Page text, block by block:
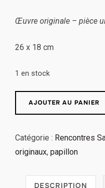
Œuvre originale – pièce
26 x 18 cm
1 en stock
AJOUTER AU PANIER
Catégorie : Rencontres
originaux, papillon
DESCRIPTION